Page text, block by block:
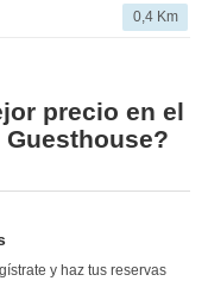
0,4 Km
precio en el
y haz tus reservas